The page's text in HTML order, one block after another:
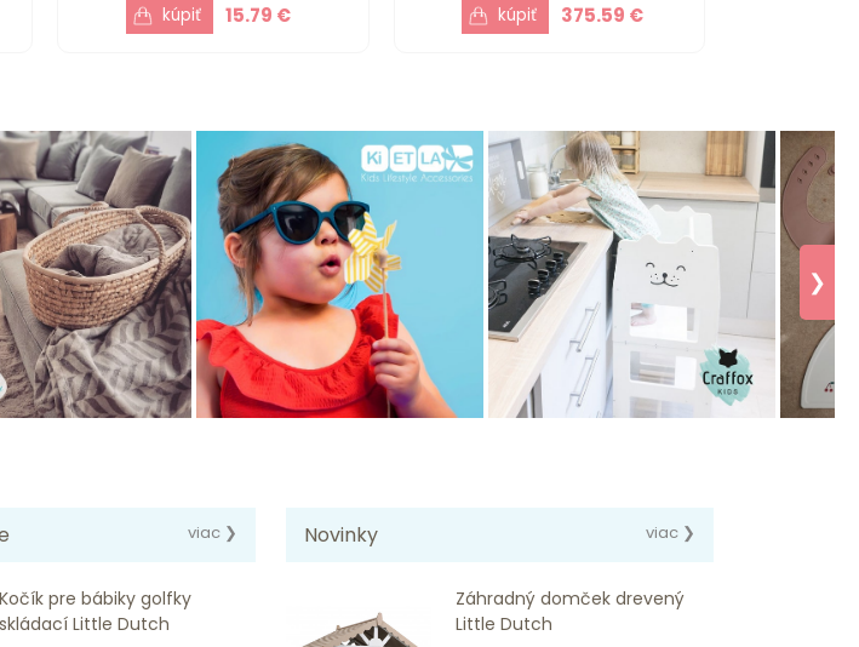
15.79 € 375.59 €
❯
viac ❯
Kočík pre bábiky golfky
skládací Little Dutch
Novinky viac ❯
Záhradný domček drevený
Little Dutch